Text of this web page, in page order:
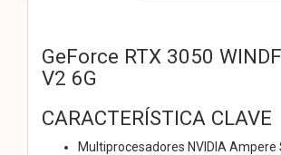
GeForce RTX 3050
V2 6G
CARACTERÍSTICA CLAVE
Multiprocesadores NVIDIA